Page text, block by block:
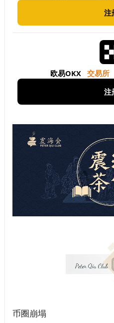
注
欧易OKX 交易所
注
币圈崩塌